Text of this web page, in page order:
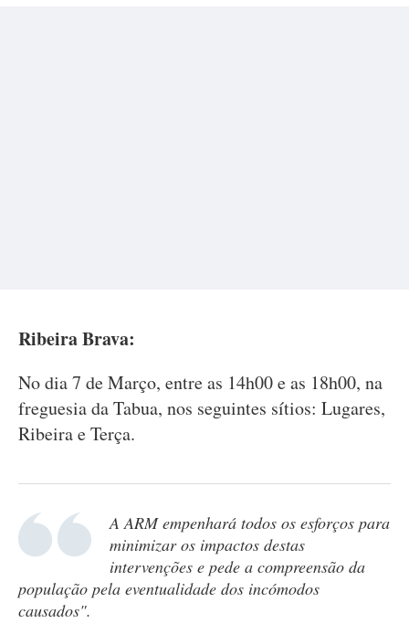
Ribeira Brava:
No dia 7 de Março, entre as 14h00 e as 18h00, na
freguesia da Tabua, nos seguintes sítios: Lugares,
Ribeira e Terça.
A ARM empenhará todos os esforços para
minimizar os impactos destas
intervenções e pede a compreensão da
população pela eventualidade dos incómodos
causados".